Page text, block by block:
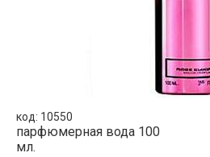
код: 10550
парфюмерная вода 100
мл.